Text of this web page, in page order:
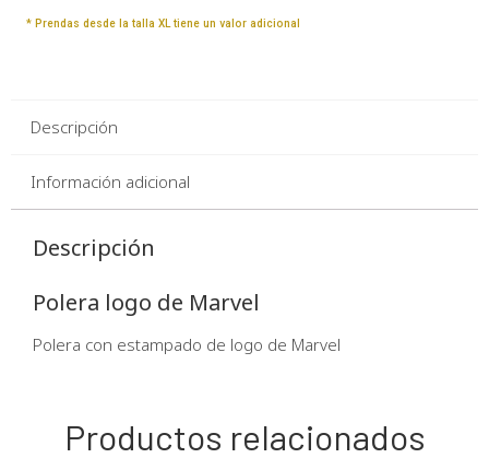
* Prendas desde la talla XL tiene un valor adicional
Descripción
Información adicional
Descripción
Polera logo de Marvel
Polera con estampado de logo de Marvel
Productos relacionados